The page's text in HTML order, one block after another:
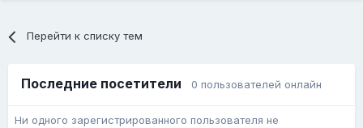
Перейти к списку тем
Последние посетители 0 пользователей онлайн
Ни одного зарегистрированного пользователя не